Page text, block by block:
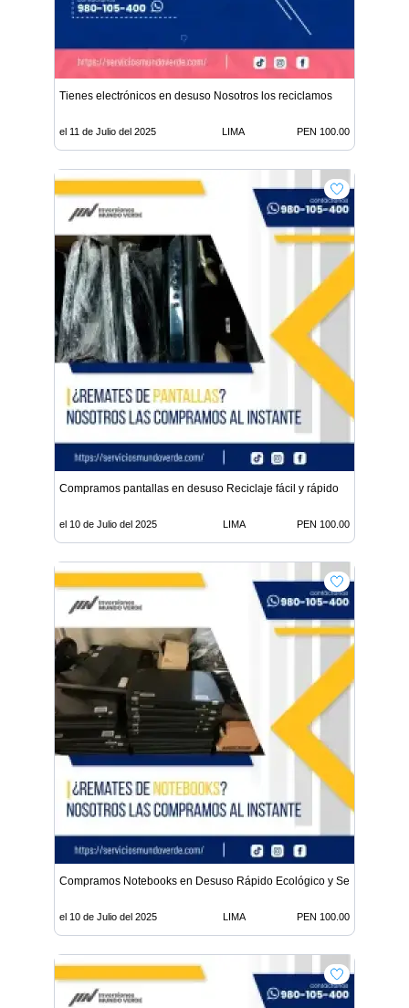
Tienes electrónicos en desuso Nosotros los reciclamos
el 11 de Julio del 2025 LIMA PEN 100.00
Compramos pantallas en desuso Reciclaje fácil y rápido
el 10 de Julio del 2025 LIMA PEN 100.00
Compramos Notebooks en Desuso Rápido Ecológico y Seguro
el 10 de Julio del 2025 LIMA PEN 100.00